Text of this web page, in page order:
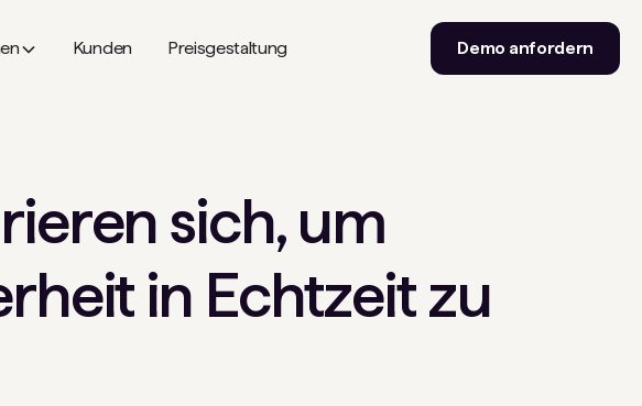
Kunden Preisgestaltung Demo anfordern
sich, um
in Echtzeit zu